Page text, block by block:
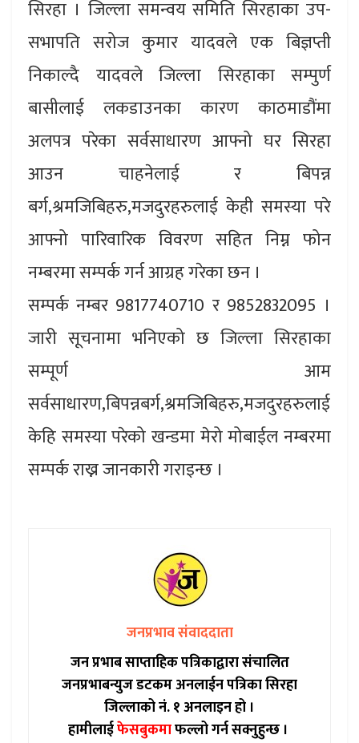
सिरहा । जिल्ला समन्वय समिति सिरहाका उप-
सभापति सरोज कुमार यादवले एक बिज्ञप्ती
निकाल्दै यादवले जिल्ला सिरहाका सम्पुर्ण
बासीलाई लकडाउनका कारण काठमाडौंमा
अलपत्र परेका सर्वसाधारण आफ्नो घर सिरहा
आउन चाहनेलाई र बिपन्न
बर्ग,श्रमजिबिहरु,मजदुरहरुलाई केही समस्या परे
आफ्नो पारिवारिक विवरण सहित निम्न फोन
नम्बरमा सम्पर्क गर्न आग्रह गरेका छन ।
सम्पर्क नम्बर 9817740710 र 9852832095 ।
जारी सूचनामा भनिएको छ जिल्ला सिरहाका
सम्पूर्ण आम
सर्वसाधारण,बिपन्नबर्ग,श्रमजिबिहरु,मजदुरहरुलाई
केहि समस्या परेको खन्डमा मेरो मोबाईल नम्बरमा
सम्पर्क राख्न जानकारी गराइन्छ ।
जनप्रभाव संवाददाता
जन प्रभाब साप्ताहिक पत्रिकाद्वारा संचालित
जनप्रभाबन्युज डटकम अनलाईन पत्रिका सिरहा
जिल्लाको नं. १ अनलाइन हो ।
हामीलाईफेसबुकमाफल्लो गर्न सक्नुहुन्छ ।